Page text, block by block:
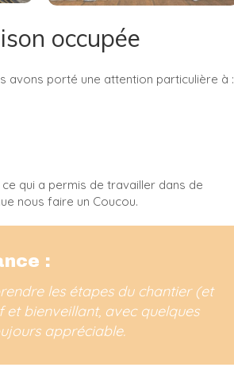
occupée
avons porté une attention particulière à :
qui a permis de travailler dans de
nous faire un Coucou.
:
les étapes du chantier (et
bienveillant, avec quelques
appréciable.